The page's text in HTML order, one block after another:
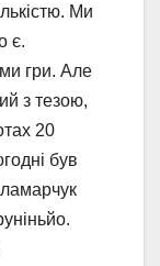
Ми
є.
гри. Але
з тезою,
20
був